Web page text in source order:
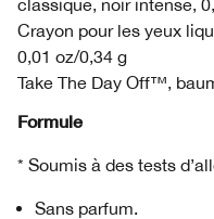
classique, noir intense,
Crayon pour les yeux
0,01 oz/0,34 g
Take The Day Off™,
Formule
* Soumis à des tests
Sans parfum.